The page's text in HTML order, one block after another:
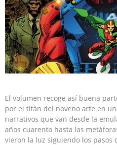
El volumen recoge así buena
por el titán del noveno arte en
narrativos que van desde la
años cuarenta hasta las
vieron la luz siguiendo los pasos